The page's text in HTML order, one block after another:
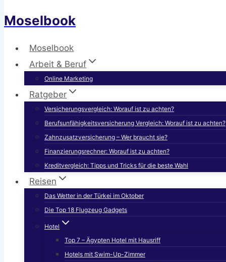
Moselbook
Moselbook
Arbeit & Beruf
Online Marketing
Ratgeber
Versicherungsvergleich: Worauf ist zu achten?
Berufsunfähigkeitsversicherung Vergleich: Worauf ist zu achten?
Zahnzusatzversicherung – Wer braucht sie?
Finanzierungsrechner: Worauf ist zu achten?
Kreditvergleich: Tipps und Tricks für die beste Wahl
Reisen
Das Wetter in der Türkei im Oktober
Die Top 18 Flugzeug Gadgets
Hotel
Top 7 – Ägypten Hotel mit Hausriff
Hotels mit Swim-Up-Zimmer